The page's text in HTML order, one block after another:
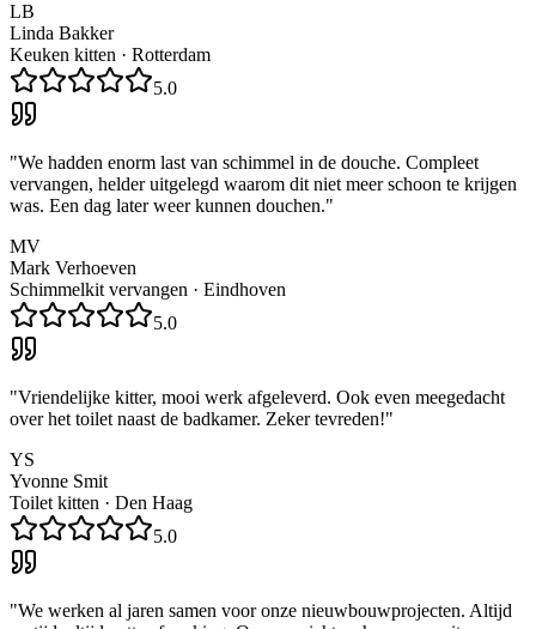
LB
Linda Bakker
Keuken kitten · Rotterdam
5.0
"We hadden enorm last van schimmel in de douche. Compleet
vervangen, helder uitgelegd waarom dit niet meer schoon te krijgen
was. Een dag later weer kunnen douchen."
MV
Mark Verhoeven
Schimmelkit vervangen · Eindhoven
5.0
"Vriendelijke kitter, mooi werk afgeleverd. Ook even meegedacht
over het toilet naast de badkamer. Zeker tevreden!"
YS
Yvonne Smit
Toilet kitten · Den Haag
5.0
"We werken al jaren samen voor onze nieuwbouwprojecten. Altijd